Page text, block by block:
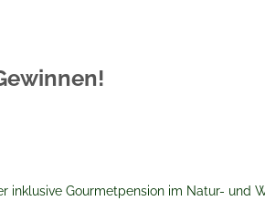
inklusive Gourmetpension im Natur-